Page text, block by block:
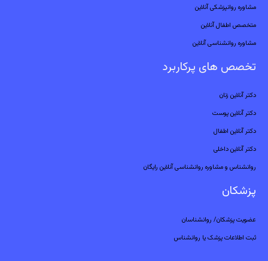
مشاوره روانپزشکی آنلاین
متخصص اطفال آنلاین
مشاوره روانشناسی آنلاین
تخصص های پرکاربرد
دکتر آنلاین زنان
دکتر آنلاین پوست
دکتر آنلاین اطفال
دکتر آنلاین داخلی
روانشناس و مشاوره روانشناسی آنلاین رایگان
پزشکان
عضویت پزشکان/ روانشناسان
ثبت اطلاعات پزشک یا روانشناس